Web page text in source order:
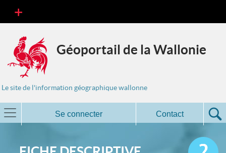
Géoportail de la Wallonie
Le site de l'information géographique wallonne
Se connecter Contact